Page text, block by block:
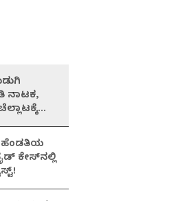
ನಾಟಕ,
ಹೆಂಡತಿಯ
ಕೇಸ್​​ನಲ್ಲಿ